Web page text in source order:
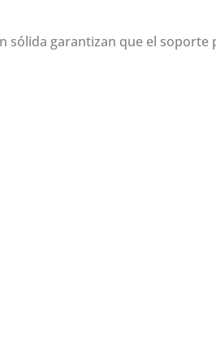
sólida garantizan que el